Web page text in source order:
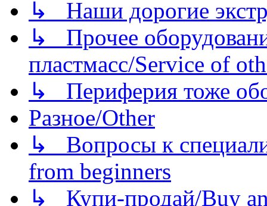
↳ Наши дорогие
↳ Прочее
пластмасс/Service of
↳ Периферия тоже
Разное/Other
↳ Вопросы к
from beginners
↳ Купи-продай/Buy